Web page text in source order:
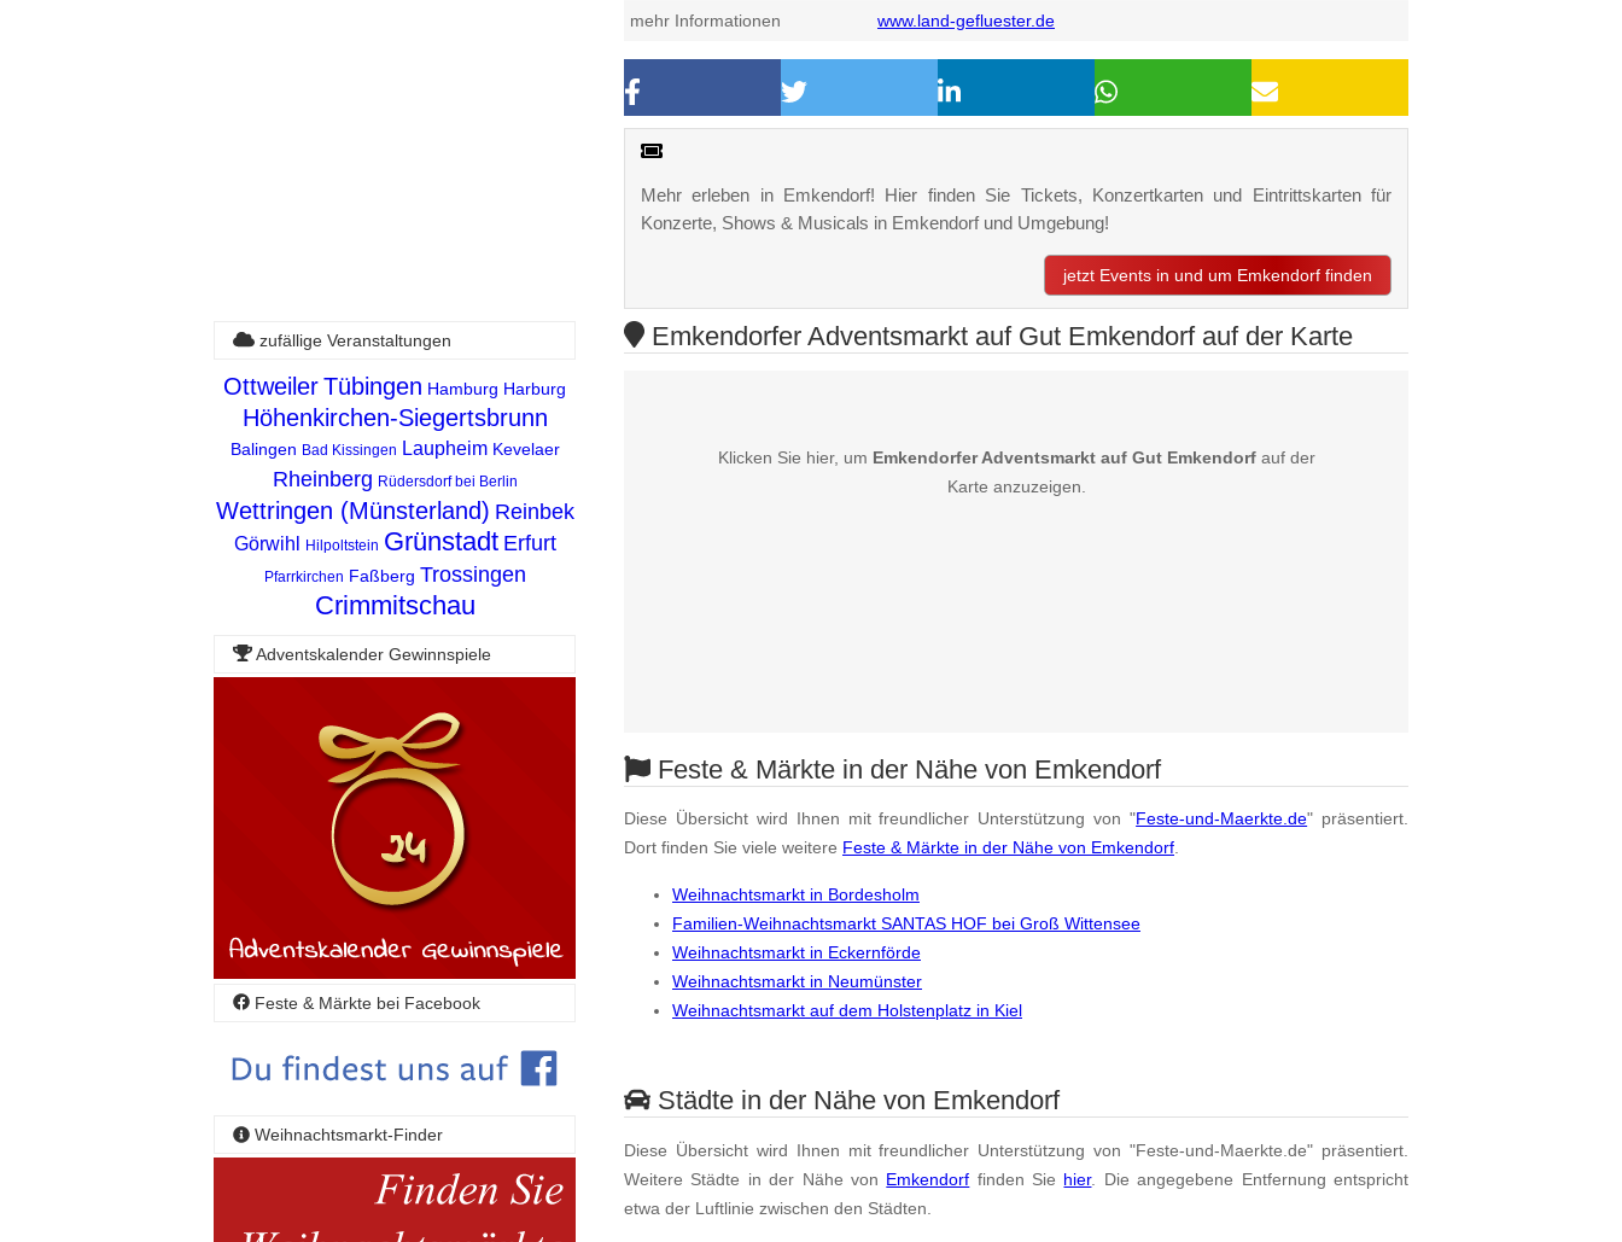
mehr Informationen www.land-gefluester.de
Mehr erleben in Emkendorf! Hier finden Sie Tickets, Konzertkarten und Eintrittskarten für
Konzerte, Shows & Musicals in Emkendorf und Umgebung!
jetzt Events in und um Emkendorf finden
Emkendorfer Adventsmarkt auf Gut Emkendorf auf der Karte
Klicken Sie hier, um Emkendorfer Adventsmarkt auf Gut Emkendorfauf der
Karte anzuzeigen.
Feste & Märkte in der Nähe von Emkendorf
Diese Übersicht wird Ihnen mit freundlicher Unterstützung von "Feste-und-Maerkte.de" präsentiert.
Dort finden Sie viele weitere Feste & Märkte in der Nähe von Emkendorf.
Weihnachtsmarkt in Bordesholm
Familien-Weihnachtsmarkt SANTAS HOF bei Groß Wittensee
Weihnachtsmarkt in Eckernförde
Weihnachtsmarkt in Neumünster
Weihnachtsmarkt auf dem Holstenplatz in Kiel
Städte in der Nähe von Emkendorf
Diese Übersicht wird Ihnen mit freundlicher Unterstützung von "Feste-und-Maerkte.de" präsentiert.
Weitere Städte in der Nähe von Emkendorf finden Sie hier. Die angegebene Entfernung entspricht
etwa der Luftlinie zwischen den Städten.
zufällige Veranstaltungen
OttweilerTübingen Hamburg Harburg
Höhenkirchen-Siegertsbrunn
Balingen Bad Kissingen Laupheim Kevelaer
Rheinberg Rüdersdorf bei Berlin
Wettringen (Münsterland) Reinbek
Görwihl Hilpoltstein Grünstadt Erfurt
Pfarrkirchen Faßberg Trossingen
Crimmitschau
Adventskalender Gewinnspiele
Feste & Märkte bei Facebook
Weihnachtsmarkt-Finder